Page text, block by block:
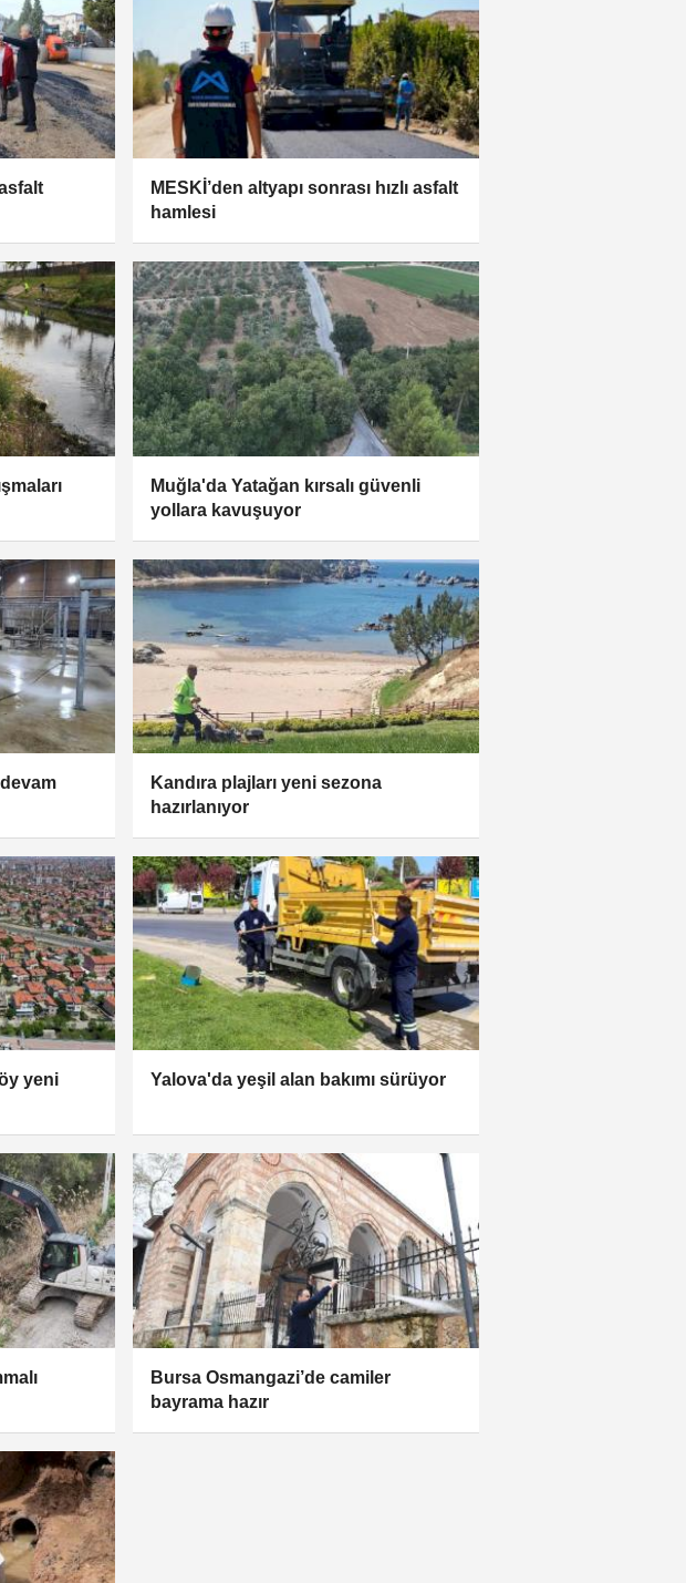
MESKİ’den altyapı sonrası hızlı asfalt
hamlesi
Muğla'da Yatağan kırsalı güvenli
yollara kavuşuyor
Kandıra plajları yeni sezona
hazırlanıyor
yeni
Yalova'da yeşil alan bakımı sürüyor
Bursa Osmangazi’de camiler
bayrama hazır